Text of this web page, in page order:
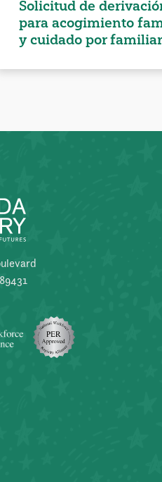
Solicitud de
para acogimiento
y cuidado por